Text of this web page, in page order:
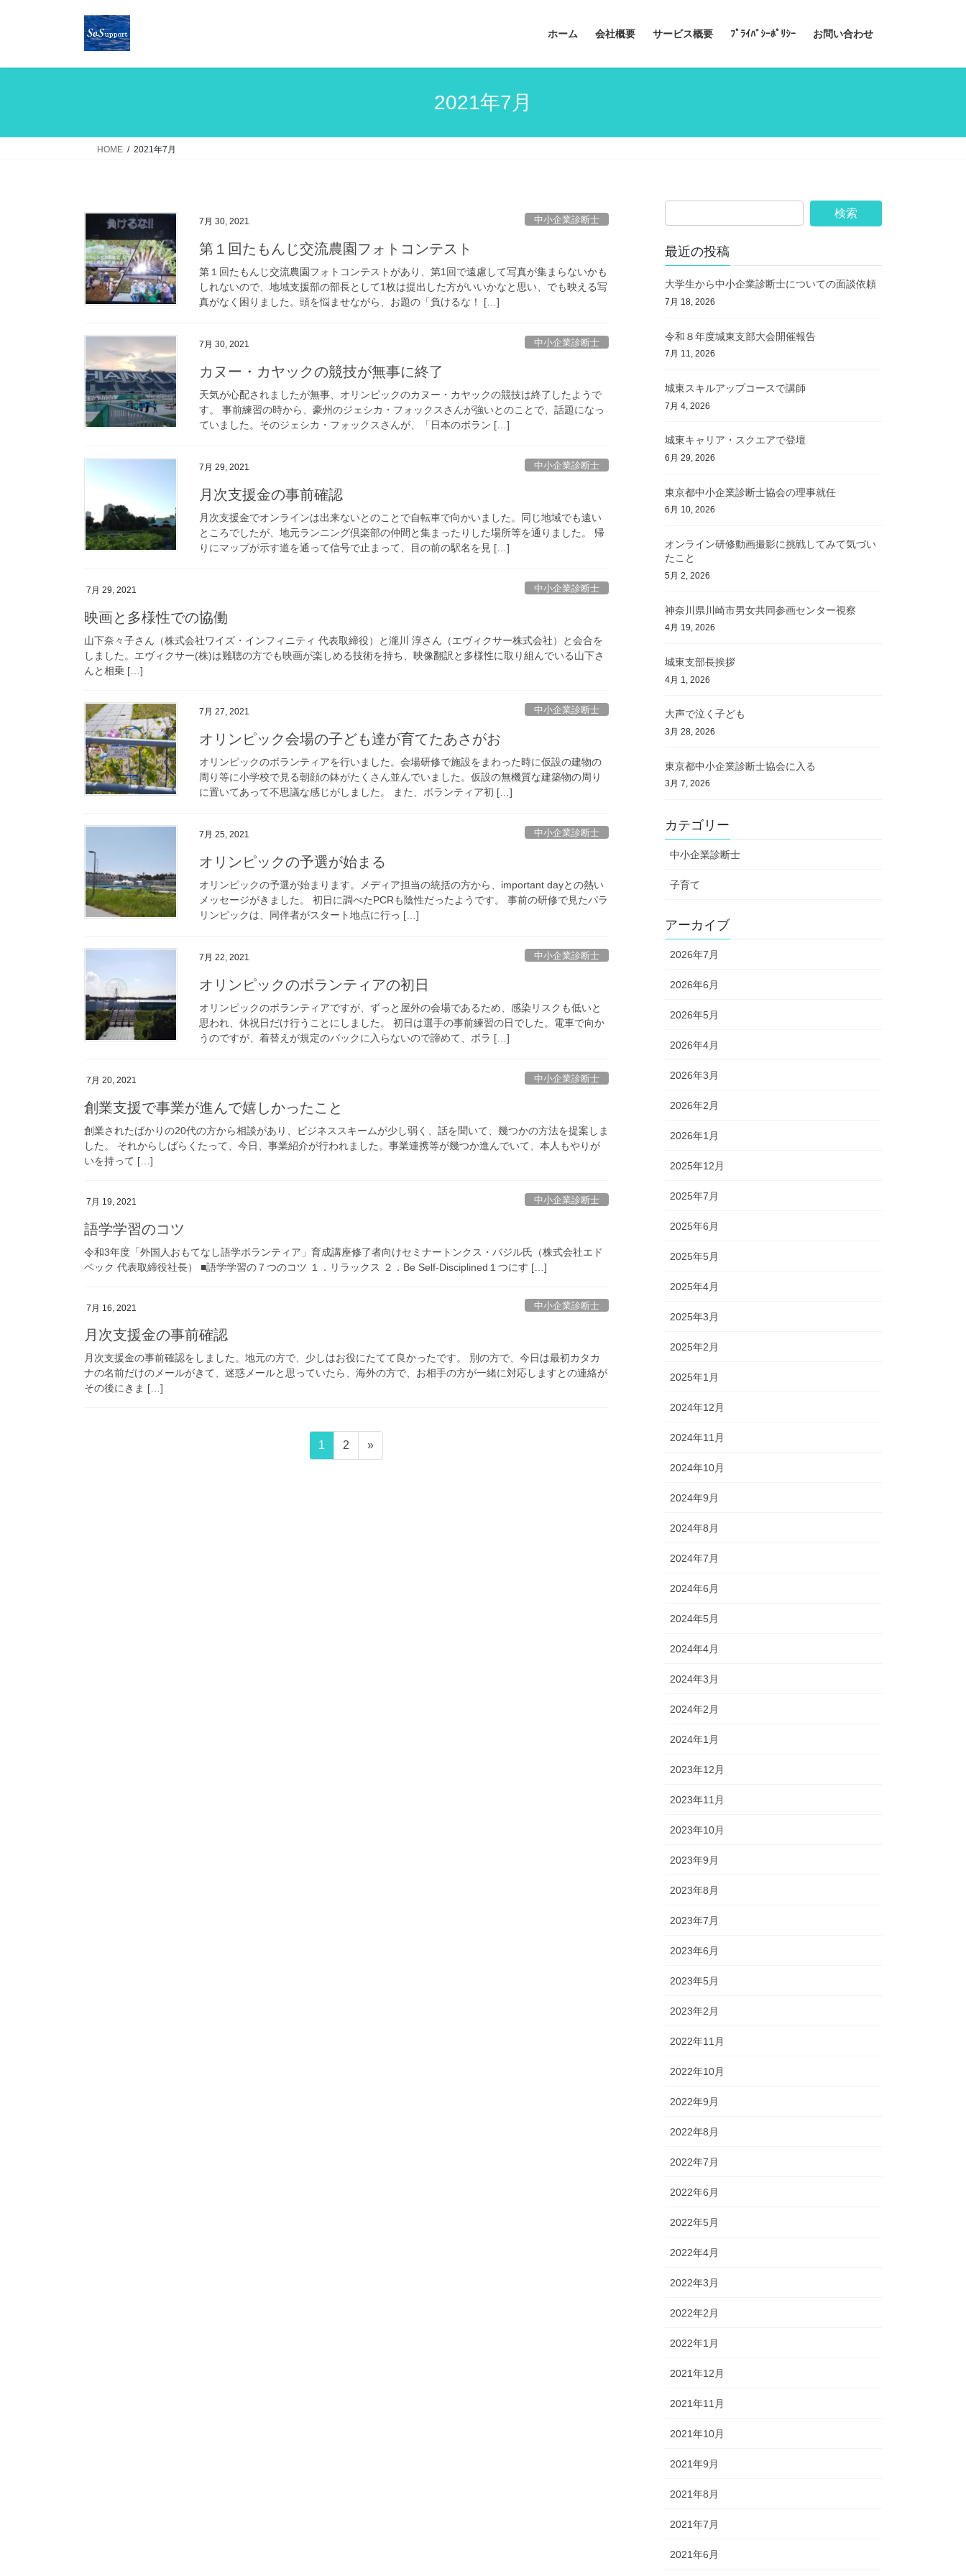
ホーム 会社概要 サービス概要 ﾌﾟﾗｲﾊﾞｼｰﾎﾟﾘｼｰ お問い合わせ
2021年7月
HOME 2021年7月
7月 30, 2021 中小企業診断士
第１回たもんじ交流農園フォトコンテスト
第１回たもんじ交流農園フォトコンテストがあり、第1回で遠慮して写真が集まらないかも
しれないので、地域支援部の部長として1枚は提出した方がいいかなと思い、でも映える写
真がなく困りました。頭を悩ませながら、お題の「負けるな！ […]
7月 30, 2021 中小企業診断士
カヌー・カヤックの競技が無事に終了
天気が心配されましたが無事、オリンピックのカヌー・カヤックの競技は終了したようで
す。 事前練習の時から、豪州のジェシカ・フォックスさんが強いとのことで、話題になっ
ていました。そのジェシカ・フォックスさんが、「日本のボラン […]
7月 29, 2021 中小企業診断士
月次支援金の事前確認
月次支援金でオンラインは出来ないとのことで自転車で向かいました。同じ地域でも遠い
ところでしたが、地元ランニング倶楽部の仲間と集まったりした場所等を通りました。 帰
りにマップが示す道を通って信号で止まって、目の前の駅名を見 […]
7月 29, 2021 中小企業診断士
映画と多様性での協働
山下奈々子さん（株式会社ワイズ・インフィニティ 代表取締役）と瀧川 淳さん（エヴィクサー株式会社）と会合を
しました。エヴィクサー(株)は難聴の方でも映画が楽しめる技術を持ち、映像翻訳と多様性に取り組んでいる山下さ
んと相乗 […]
7月 27, 2021 中小企業診断士
オリンピック会場の子ども達が育てたあさがお
オリンピックのボランティアを行いました。会場研修で施設をまわった時に仮設の建物の
周り等に小学校で見る朝顔の鉢がたくさん並んでいました。仮設の無機質な建築物の周り
に置いてあって不思議な感じがしました。 また、ボランティア初 […]
7月 25, 2021 中小企業診断士
オリンピックの予選が始まる
オリンピックの予選が始まります。メディア担当の統括の方から、important dayとの熱い
メッセージがきました。 初日に調べたPCRも陰性だったようです。 事前の研修で見たパラ
リンピックは、同伴者がスタート地点に行っ […]
7月 22, 2021 中小企業診断士
オリンピックのボランティアの初日
オリンピックのボランティアですが、ずっと屋外の会場であるため、感染リスクも低いと
思われ、休祝日だけ行うことにしました。 初日は選手の事前練習の日でした。電車で向か
うのですが、着替えが規定のバックに入らないので諦めて、ボラ […]
7月 20, 2021 中小企業診断士
創業支援で事業が進んで嬉しかったこと
創業されたばかりの20代の方から相談があり、ビジネススキームが少し弱く、話を聞いて、幾つかの方法を提案しま
した。 それからしばらくたって、今日、事業紹介が行われました。事業連携等が幾つか進んでいて、本人もやりが
いを持って […]
7月 19, 2021 中小企業診断士
語学学習のコツ
令和3年度「外国人おもてなし語学ボランティア」育成講座修了者向けセミナートンクス・バジル氏（株式会社エド
ベック 代表取締役社長） ■語学学習の７つのコツ １．リラックス ２．Be Self-Disciplined１つにす […]
7月 16, 2021 中小企業診断士
月次支援金の事前確認
月次支援金の事前確認をしました。地元の方で、少しはお役にたてて良かったです。 別の方で、今日は最初カタカ
ナの名前だけのメールがきて、迷惑メールと思っていたら、海外の方で、お相手の方が一緒に対応しますとの連絡が
その後にきま […]
固
定
1
固
定
2 »
最近の投稿
大学生から中小企業診断士についての面談依頼
7月 18, 2026
令和８年度城東支部大会開催報告
7月 11, 2026
城東スキルアップコースで講師
7月 4, 2026
城東キャリア・スクエアで登壇
6月 29, 2026
東京都中小企業診断士協会の理事就任
6月 10, 2026
オンライン研修動画撮影に挑戦してみて気づい
たこと
5月 2, 2026
神奈川県川崎市男女共同参画センター視察
4月 19, 2026
城東支部長挨拶
4月 1, 2026
大声で泣く子ども
3月 28, 2026
東京都中小企業診断士協会に入る
3月 7, 2026
カテゴリー
中小企業診断士
子育て
アーカイブ
2026年7月
2026年6月
2026年5月
2026年4月
2026年3月
2026年2月
2026年1月
2025年12月
2025年7月
2025年6月
2025年5月
2025年4月
2025年3月
2025年2月
2025年1月
2024年12月
2024年11月
2024年10月
2024年9月
2024年8月
2024年7月
2024年6月
2024年5月
2024年4月
2024年3月
2024年2月
2024年1月
2023年12月
2023年11月
2023年10月
2023年9月
2023年8月
2023年7月
2023年6月
2023年5月
2023年2月
2022年11月
2022年10月
2022年9月
2022年8月
2022年7月
2022年6月
2022年5月
2022年4月
2022年3月
2022年2月
2022年1月
2021年12月
2021年11月
2021年10月
2021年9月
2021年8月
2021年7月
2021年6月